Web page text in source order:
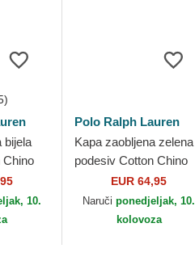
bijela
Chino
10.
Polo Ralph Lauren
Kapa zaobljena zelena
podesiv Cotton Chino
Classic Sport Polo
Ralph Lauren
EUR 64,95
Naručiponedjeljak, 10.
kolovoza